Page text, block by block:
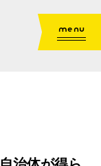
menu